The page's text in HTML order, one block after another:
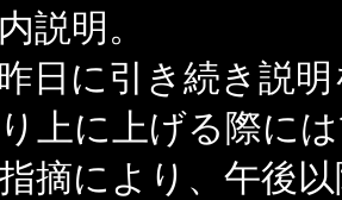
説明。
日に引き続き説明
上に上げる際に
摘により、午後